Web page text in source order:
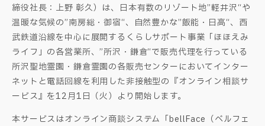
締役社長：上野 彰久）は、日本有数のリゾート地”軽井沢“や
温暖な気候の”南房総・御宿“、自然豊かな”飯能・日高“、西
武鉄道沿線を中心に展開するくらしサポート事業「ほほえみ
ライフ」の各営業所、”所沢・鎌倉“で販売代理を行っている
所沢聖地霊園・鎌倉霊園の各販売センターにおいてインター
ネットと電話回線を利用した非接触型の『オンライン相談サ
ービス』を12月1日（火）より開始します。
本サービスはオンライン商談システム「bellFace（ベルフェ